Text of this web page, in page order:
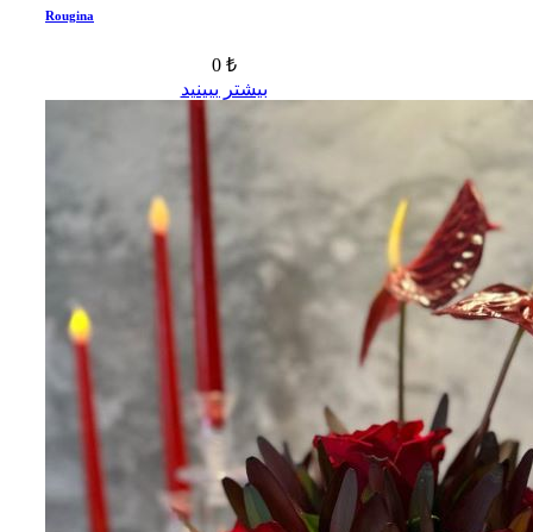
Rougina
0 ₺
بیشتر ببینید